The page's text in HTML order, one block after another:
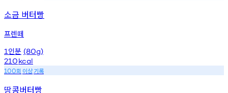
소금 버터빵
프렌떼
1 인분 (80g)
210kcal
100회 이상기록
땅콩버터빵